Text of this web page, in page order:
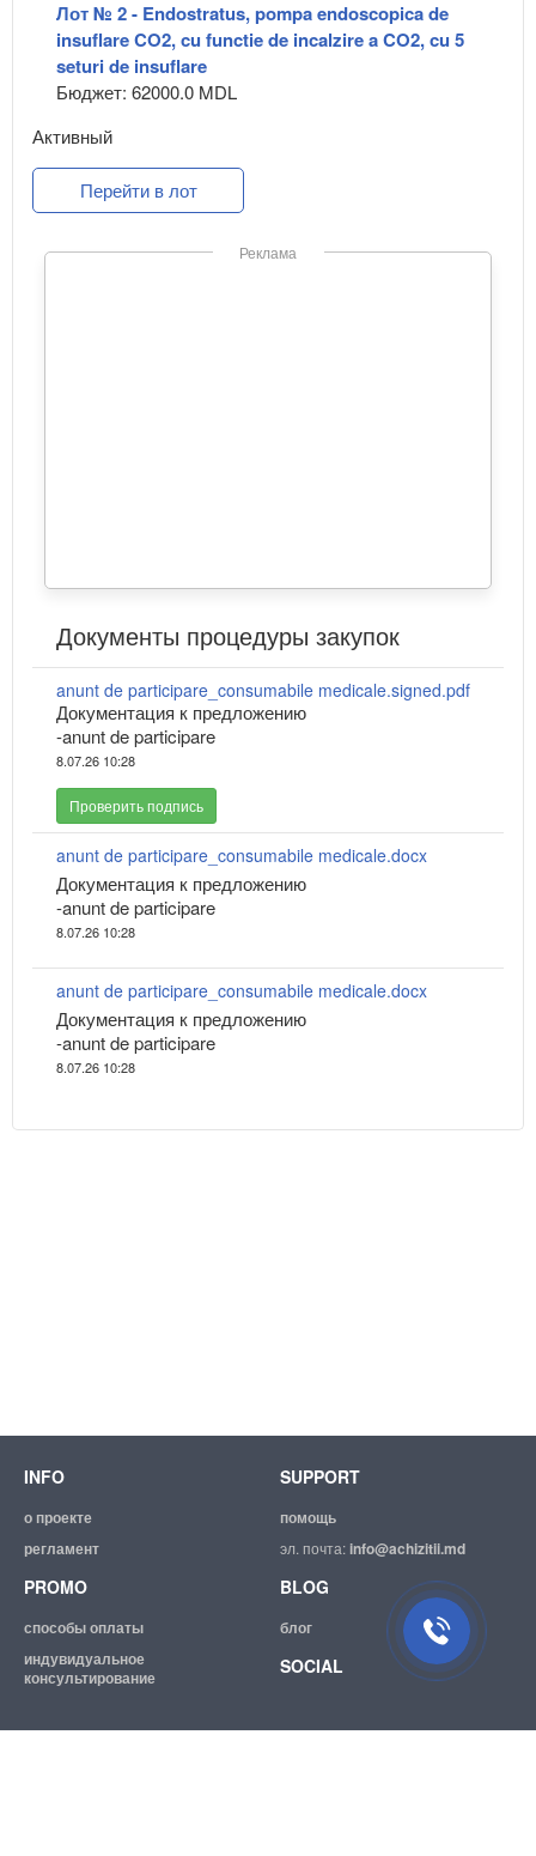
Лот № 2 - Endostratus, pompa endoscopica de
insuflare CO2, cu functie de incalzire a CO2, cu 5
seturi de insuflare
Бюджет: 62000.0 MDL
Активный
Перейти в лот
Реклама
Документы процедуры закупок
anunt de participare_consumabile medicale.signed.pdf
Документация к предложению
-anunt de participare
8.07.26 10:28
Проверить подпись
anunt de participare_consumabile medicale.docx
Документация к предложению
-anunt de participare
8.07.26 10:28
anunt de participare_consumabile medicale.docx
Документация к предложению
-anunt de participare
8.07.26 10:28
INFO
о проекте
регламент
SUPPORT
помощь
эл. почта:info@achizitii.md
PROMO
способы оплаты
индувидуальное
консультирование
BLOG
блог
SOCIAL